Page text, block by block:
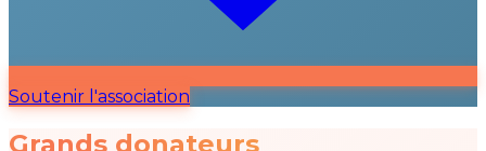
Soutenir l'association
Grands donateurs